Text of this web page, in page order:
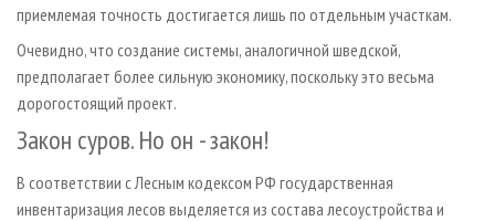
приемлемая точность достигается лишь по отдельным участкам.
Очевидно, что создание системы, аналогичной шведской,
предполагает более сильную экономику, поскольку это весьма
дорогостоящий проект.
Закон суров. Но он - закон!
В соответствии с Лесным кодексом РФ государственная
инвентаризация лесов выделяется из состава лесоустройства и